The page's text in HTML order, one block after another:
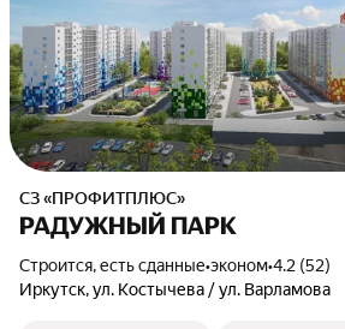
СЗ «ПРОФИТПЛЮС»
РАДУЖНЫЙ ПАРК
Строится, есть сданные•эконом•4.2 (52)
Иркутск, ул. Костычева / ул. Варламова